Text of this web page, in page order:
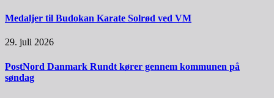
Medaljer til Budokan Karate Solrød ved VM
29. juli 2026
PostNord Danmark Rundt kører gennem kommunen på
søndag